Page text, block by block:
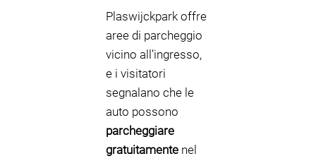
Plaswijckpark offre
aree di parcheggio
vicino all’ingresso,
e i visitatori
segnalano che le
auto possono
parcheggiare
gratuitamente nel